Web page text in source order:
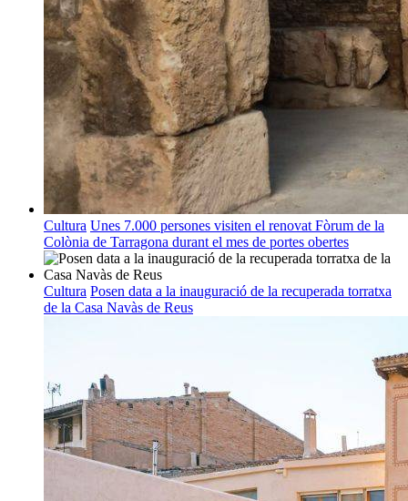
Cultura Unes 7.000 persones visiten el renovat Fòrum de la
Colònia de Tarragona durant el mes de portes obertes
Cultura Posen data a la inauguració de la recuperada torratxa
de la Casa Navàs de Reus